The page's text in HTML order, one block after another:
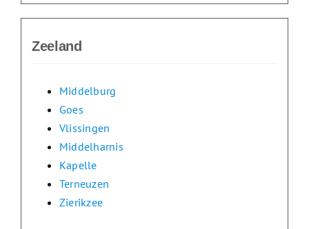
Zeeland
Middelburg
Goes
Vlissingen
Middelharnis
Kapelle
Terneuzen
Zierikzee